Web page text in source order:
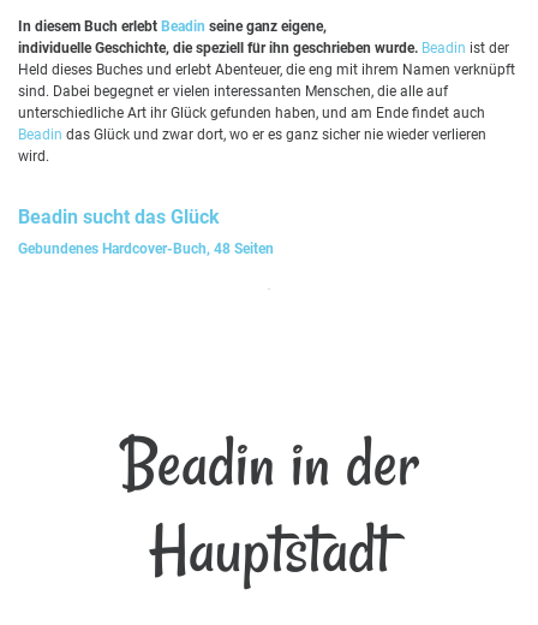
In diesem Buch erlebt Beadin seine ganz eigene,
individuelle Geschichte, die speziell für ihn geschrieben wurde. Beadin ist der
Held dieses Buches und erlebt Abenteuer, die eng mit ihrem Namen verknüpft
sind. Dabei begegnet er vielen interessanten Menschen, die alle auf
unterschiedliche Art ihr Glück gefunden haben, und am Ende findet auch
Beadin das Glück und zwar dort, wo er es ganz sicher nie wieder verlieren
wird.
Beadin sucht das Glück
Gebundenes Hardcover-Buch, 48 Seiten
Beadin in der
Hauptstadt